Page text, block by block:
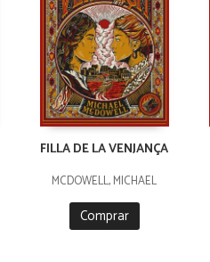
FILLA DE LA VENJANÇA
MCDOWELL, MICHAEL
Comprar